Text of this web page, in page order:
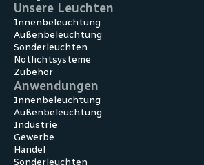
Unsere Leuchten
Innenbeleuchtung
Außenbeleuchtung
Sonderleuchten
Notlichtsysteme
Zubehör
Anwendungen
Innen­beleuchtung
Außen­beleuchtung
Industrie
Gewerbe
Handel
Sonder­leuchten